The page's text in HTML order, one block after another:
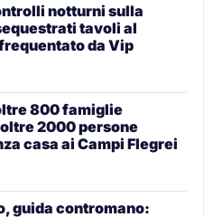
notturni sulla
tavoli al
da Vip
800 famiglie
2000 persone
casa ai Campi Flegrei
guida contromano: